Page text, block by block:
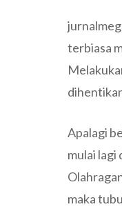
terbiasa
Apalagi
mulai lagi
maka